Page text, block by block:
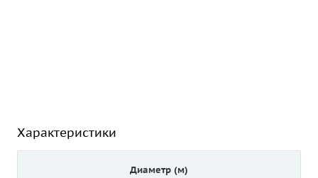
Характеристики
Диаметр (м)